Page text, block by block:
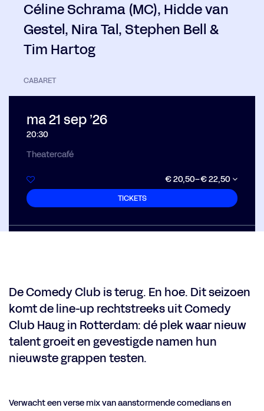
Céline Schrama (MC), Hidde van
Gestel, Nira Tal, Stephen Bell &
Tim Hartog
CABARET
ma 21 sep ’26
20:30
Theatercafé
€ 20,50–€ 22,50
TICKETS
De Comedy Club is terug. En hoe. Dit seizoen
komt de line-up rechtstreeks uit Comedy
Club Haug in Rotterdam: dé plek waar nieuw
talent groeit en gevestigde namen hun
nieuwste grappen testen.
Verwacht een verse mix van aanstormende comedians en